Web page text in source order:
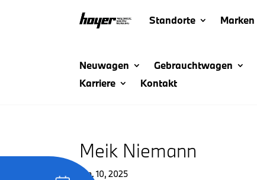
Standorte Marken
Neuwagen Gebrauchtwagen
Karriere
Kontakt
Meik Niemann
Jan. 10, 2025